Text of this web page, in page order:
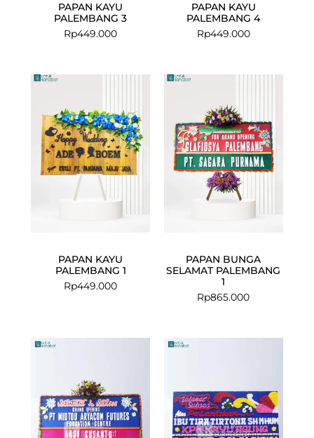
PAPAN KAYU
PALEMBANG 3
Rp449.000
PAPAN KAYU
PALEMBANG 4
Rp449.000
PAPAN KAYU
PALEMBANG 1
Rp449.000
PAPAN BUNGA
SELAMAT PALEMBANG
1
Rp865.000
Rp916.000.
Current
Rp865.000.